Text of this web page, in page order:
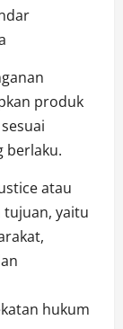
produk
berlaku.
atau
yaitu
hukum